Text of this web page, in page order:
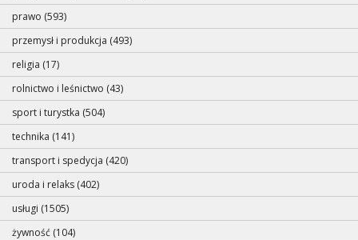
prawo (593)
przemysł i produkcja (493)
religia (17)
rolnictwo i leśnictwo (43)
sport i turystka (504)
technika (141)
transport i spedycja (420)
uroda i relaks (402)
usługi (1505)
żywność (104)